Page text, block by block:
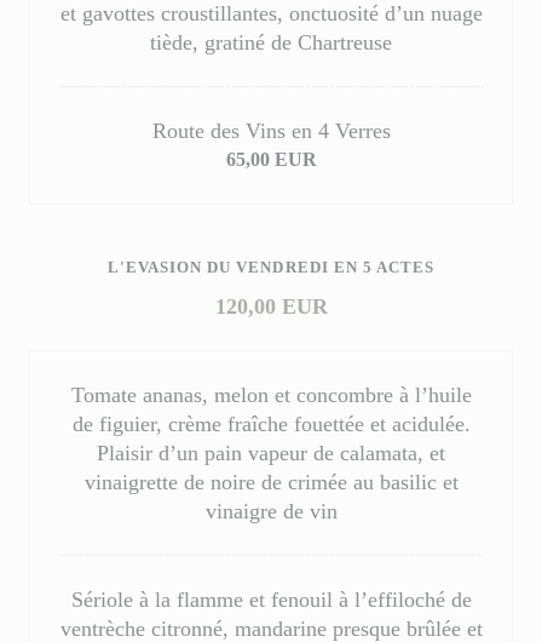
et gavottes croustillantes, onctuosité d’un nuage
tiède, gratiné de Chartreuse
Route des Vins en 4 Verres
65,00 EUR
L'EVASION DU VENDREDI EN 5 ACTES
120,00 EUR
Tomate ananas, melon et concombre à l’huile
de figuier, crème fraîche fouettée et acidulée.
Plaisir d’un pain vapeur de calamata, et
vinaigrette de noire de crimée au basilic et
vinaigre de vin
Sériole à la flamme et fenouil à l’effiloché de
ventrèche citronné, mandarine presque brûlée et